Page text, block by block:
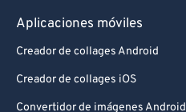
Aplicaciones móviles
Creador de collages Android
Creador de collages iOS
Convertidor de imágenes Android